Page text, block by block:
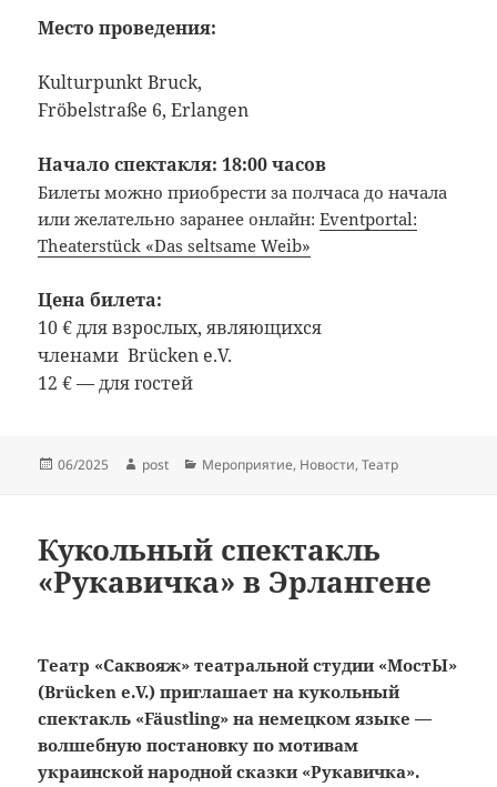
Место проведения:
Kulturpunkt Bruck,
Fröbelstraße 6, Erlangen
Начало спектакля: 18:00 часов
Билеты можно приобрести за полчаса до начала
или желательно заранее онлайн:Eventportal:
Theaterstück «Das seltsame Weib»
Цена билета:
10 € для взрослых, являющихся
членами Brücken e.V.
12 € — для гостей
Опубликовано
06/2025 Автор
post Рубрики
Мероприятие, Новости,Театр
Кукольный спектакль
«Рукавичка» в Эрлангене
Театр «Саквояж» театральной студии «МостЫ»
(Brücken e.V.) приглашает на кукольный
спектакль «Fäustling» на немецком языке —
волшебную постановку по мотивам
украинской народной сказки «Рукавичка».